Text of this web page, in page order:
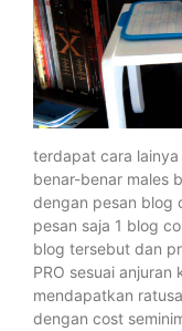
terdapat cara
benar-benar males
dengan pesan blog
pesan saja 1 blog
blog tersebut dan
PRO sesuai anjuran
mendapatkan
dengan cost